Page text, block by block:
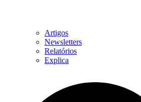
Artigos
Newsletters
Relatórios
Explica